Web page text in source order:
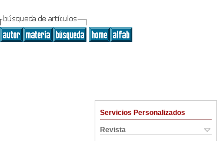
Servicios Personalizados
Revista